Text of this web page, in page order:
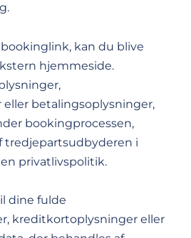
kan du blive
hjemmeside.
betalingsoplysninger,
bookingprocessen,
tredjepartsudbyderen i
privatlivspolitik.
dine fulde
kreditkortoplysninger eller